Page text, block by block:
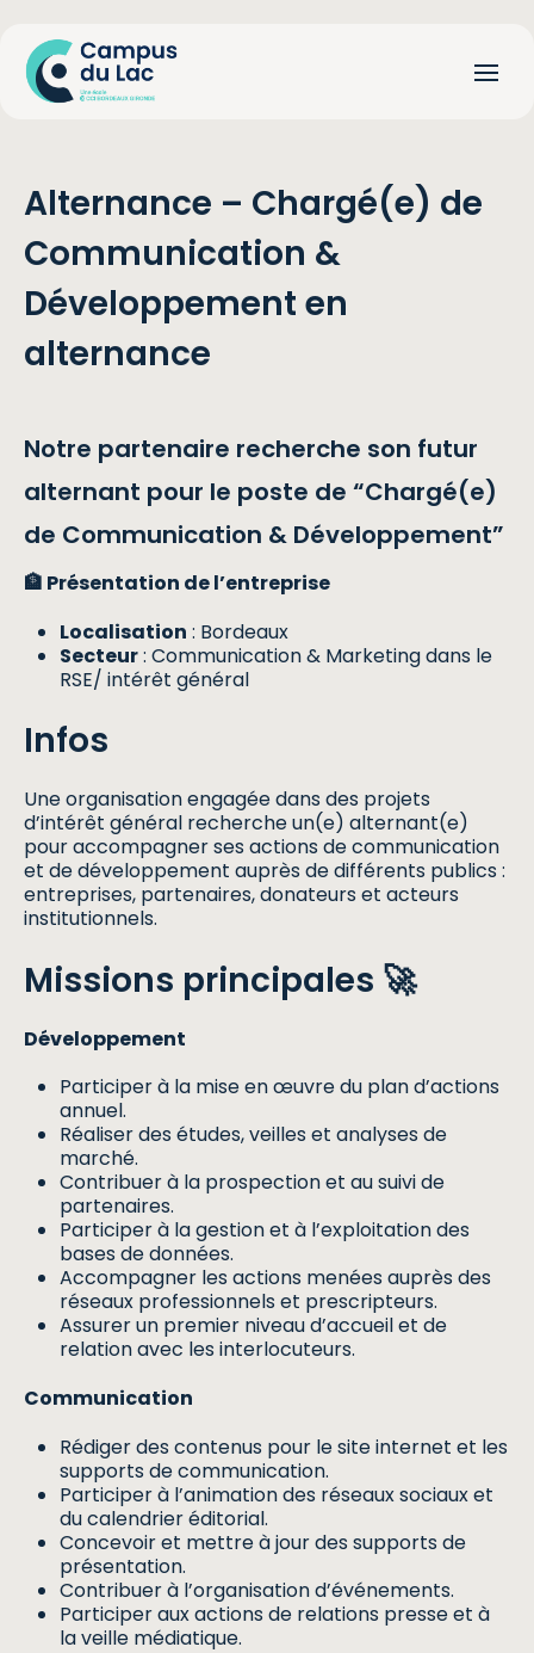
Alternance – Chargé(e) de
Communication &
Développement en
alternance
Notre partenaire recherche son futur
alternant pour le poste de “Chargé(e)
de Communication & Développement”
🏦 Présentation de l’entreprise
Localisation : Bordeaux
Secteur: Communication & Marketing dans le
RSE/ intérêt général
Infos
Une organisation engagée dans des projets
d’intérêt général recherche un(e) alternant(e)
pour accompagner ses actions de communication
et de développement auprès de différents publics :
entreprises, partenaires, donateurs et acteurs
institutionnels.
Missions principales 🚀
Développement
Participer à la mise en œuvre du plan d’actions
annuel.
Réaliser des études, veilles et analyses de
marché.
Contribuer à la prospection et au suivi de
partenaires.
Participer à la gestion et à l’exploitation des
bases de données.
Accompagner les actions menées auprès des
réseaux professionnels et prescripteurs.
Assurer un premier niveau d’accueil et de
relation avec les interlocuteurs.
Communication
Rédiger des contenus pour le site internet et les
supports de communication.
Participer à l’animation des réseaux sociaux et
du calendrier éditorial.
Concevoir et mettre à jour des supports de
présentation.
Contribuer à l’organisation d’événements.
Participer aux actions de relations presse et à
la veille médiatique.